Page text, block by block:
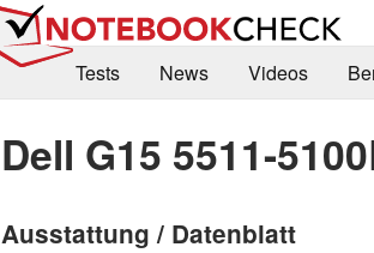
Tests
News Videos
Dell G15 5511-
Ausstattung / Datenblatt